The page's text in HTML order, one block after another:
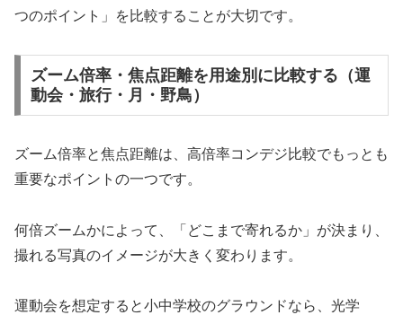
つのポイント」を比較することが大切です。
ズーム倍率・焦点距離を用途別に比較する（運
動会・旅行・月・野鳥）
ズーム倍率と焦点距離は、高倍率コンデジ比較でもっとも
重要なポイントの一つです。
何倍ズームかによって、「どこまで寄れるか」が決まり、
撮れる写真のイメージが大きく変わります。
運動会を想定すると小中学校のグラウンドなら、光学